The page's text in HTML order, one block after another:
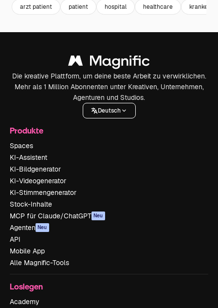
arzt patient patient hospital healthcare
Die kreative Plattform, um deine beste Arbeit zu verwirklichen.
Mehr als 1 Million Abonnenten unter Kreativen, Unternehmen,
Agenturen und Studios.
Deutsch
Produkte
Spaces
KI-Assistent
KI-Bildgenerator
KI-Videogenerator
KI-Stimmengenerator
Stock-Inhalte
MCP für Claude/ChatGPT Neu
Agenten Neu
API
Mobile App
Alle Magnific-Tools
Loslegen
Academy